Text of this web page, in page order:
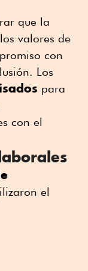
que la
valores de
con
Los
para
con el
el